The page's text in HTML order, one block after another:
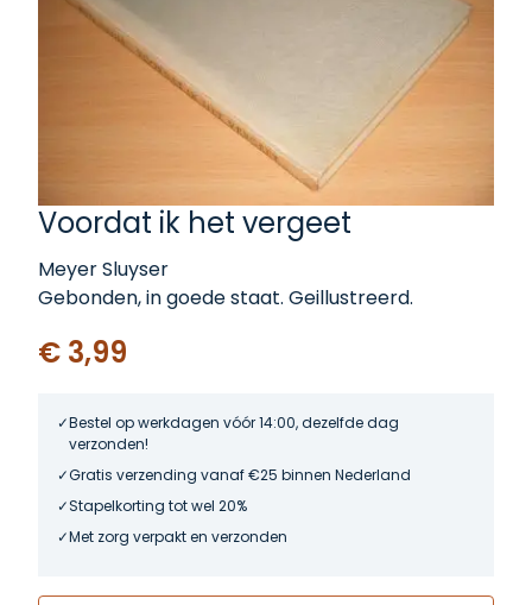
Voordat ik het vergeet
Meyer Sluyser
Gebonden, in goede staat. Geillustreerd.
€ 3,99
Bestel op werkdagen vóór 14:00, dezelfde dag
verzonden!
Gratis verzending vanaf €25 binnen Nederland
Stapelkorting tot wel 20%
Met zorg verpakt en verzonden